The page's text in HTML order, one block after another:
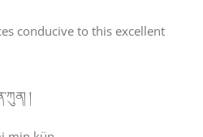
conducive to this excellent
།